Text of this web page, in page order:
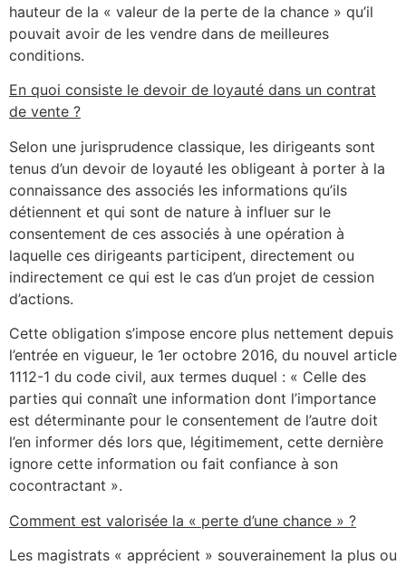
hauteur de la « valeur de la perte de la chance » qu’il
pouvait avoir de les vendre dans de meilleures
conditions.
En quoi consiste le devoir de loyauté dans un contrat
de vente ?
Selon une jurisprudence classique, les dirigeants sont
tenus d’un devoir de loyauté les obligeant à porter à la
connaissance des associés les informations qu’ils
détiennent et qui sont de nature à influer sur le
consentement de ces associés à une opération à
laquelle ces dirigeants participent, directement ou
indirectement ce qui est le cas d’un projet de cession
d’actions.
Cette obligation s’impose encore plus nettement depuis
l’entrée en vigueur, le 1er octobre 2016, du nouvel article
1112-1 du code civil, aux termes duquel : « Celle des
parties qui connaît une information dont l’importance
est déterminante pour le consentement de l’autre doit
l’en informer dés lors que, légitimement, cette dernière
ignore cette information ou fait confiance à son
cocontractant ».
Comment est valorisée la « perte d’une chance » ?
Les magistrats « apprécient » souverainement la plus ou